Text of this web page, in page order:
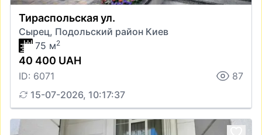
Тираспольская ул.
Сырец, Подольский район Киев
75 м2
40 400 UAH
ID: 6071
87
15-07-2026, 10:17:37